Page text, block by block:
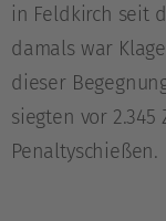
in Feldkirch seit
damals war
dieser
siegten vor 2.345
Penaltyschießen.